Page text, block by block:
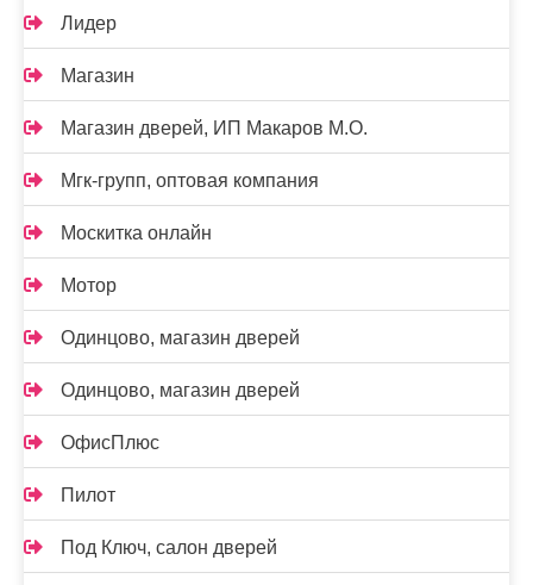
Лидер
Магазин
Магазин дверей, ИП Макаров М.О.
Мгк-групп, оптовая компания
Москитка онлайн
Мотор
Одинцово, магазин дверей
Одинцово, магазин дверей
ОфисПлюс
Пилот
Под Ключ, салон дверей